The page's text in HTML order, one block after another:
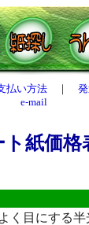
払い方法 ｜
e-mail
ト紙価格
く目にする半